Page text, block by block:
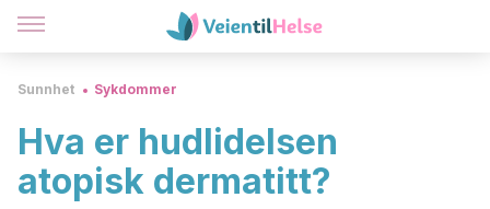
Sunnhet Sykdommer
Hva er hudlidelsen
atopisk dermatitt?